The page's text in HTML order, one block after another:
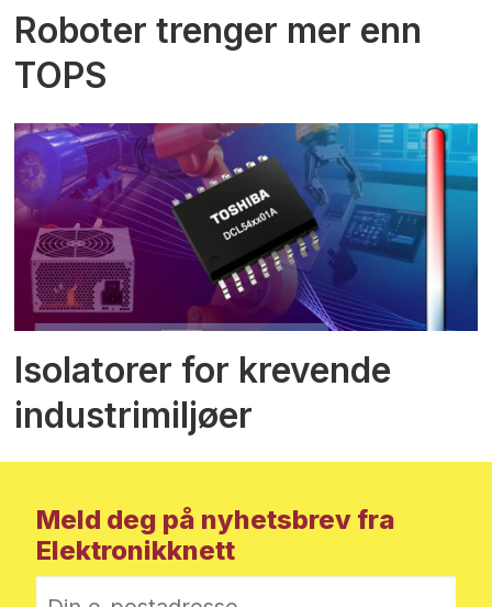
Roboter trenger mer enn
TOPS
Isolatorer for krevende
industrimiljøer
Meld deg på nyhetsbrev fra
Elektronikknett